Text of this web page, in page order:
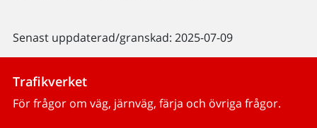
Senast uppdaterad/granskad: 2025-07-09
Trafikverket
För frågor om väg, järnväg, färja och övriga frågor.